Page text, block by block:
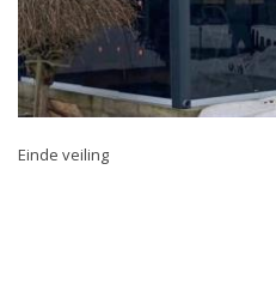
Einde veiling